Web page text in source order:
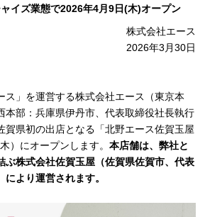
イズ業態で2026年4月9日(木)オープン
株式会社エース
2026年3月30日
ス」を運営する株式会社エース（東京本
本部：兵庫県伊丹市、代表取締役社長執行
賀県初の出店となる「北野エース佐賀玉屋
）にオープンします。本店舗は、弊社と
ぶ株式会社佐賀玉屋（佐賀県佐賀市、代表
より運営されます。